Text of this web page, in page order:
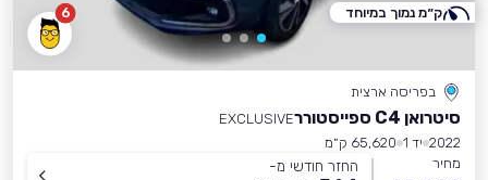
6
בפריסה ארצית
סיטרואן C4 ספייסטורר
EXCLUSIVE
2022 יד 1
65,620 ק״מ
מחיר
החזר חודשי מ-
ק״מ נמוך במיוחד